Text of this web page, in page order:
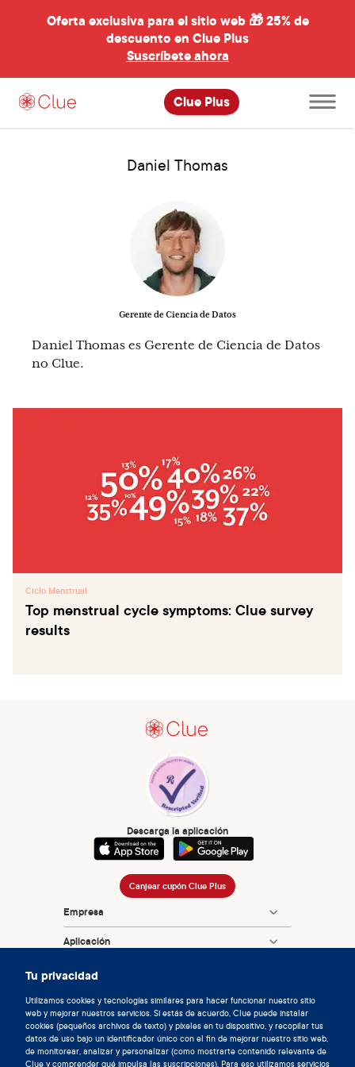
Tu privacidad
Utilizamos cookies y tecnologías similares para hacer funcionar nuestro sitio
web y mejorar nuestros servicios. Si estás de acuerdo, Clue puede instalar
cookies (pequeños archivos de texto) y píxeles en tu dispositivo, y recopilar tus
datos de uso bajo un identificador único con el fin de mejorar nuestro sitio web,
de monitorear, analizar y personalizar (como mostrarte contenido relevante de
Clue y comprender qué impulsa las suscripciones). Para eso utilizamos servicios
Oferta exclusiva para el sitio web 🎁25% de
descuento en Clue Plus
Suscríbete ahora
Clue Plus
Abre
el
menú
Daniel Thomas
Gerente de Ciencia de Datos
Daniel Thomas es Gerente de Ciencia de Datos
no Clue.
Ciclo Menstrual
Top menstrual cycle symptoms: Clue survey
results
Descarga la aplicación
Canjear cupón Clue Plus
Empresa
Aplicación
Enciclopedia
Información
Partnerships